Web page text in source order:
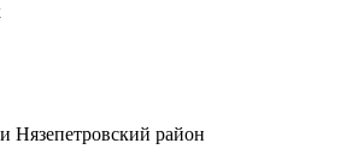
Нязепетровский район